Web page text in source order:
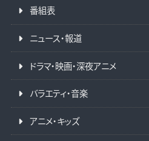
番組表
ニュース・報道
ドラマ・映画・深夜アニメ
バラエティ・音楽
アニメ・キッズ